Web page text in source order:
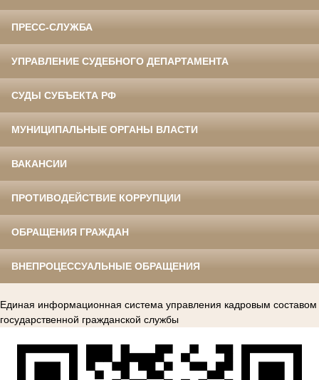
ПРЕСС-СЛУЖБА
УПРАВЛЕНИЕ СУДЕБНОГО ДЕПАРТАМЕНТА
СУДЫ СУБЪЕКТА РФ
МУНИЦИПАЛЬНЫЕ ОРГАНЫ ВЛАСТИ
ВАКАНСИИ
ПРОТИВОДЕЙСТВИЕ КОРРУПЦИИ
ОБРАЩЕНИЯ ГРАЖДАН
ВНЕПРОЦЕССУАЛЬНЫЕ ОБРАЩЕНИЯ
Единая информационная система управления кадровым составом
государственной гражданской службы